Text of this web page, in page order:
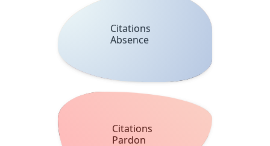
Citations
Absence
Citations
Pardon